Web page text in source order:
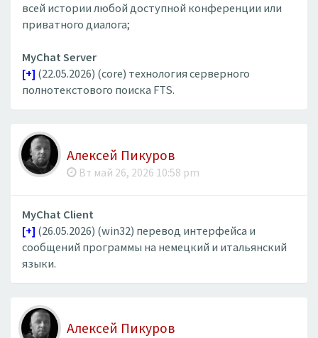
всей истории любой доступной конференции или
приватного диалога;
MyChat Server
[+] (22.05.2026) (core) технология серверного
полнотекстового поиска FTS.
Алексей Пикуров
Вт май 26, 2026 10:58 pm
MyChat Client
[+] (26.05.2026) (win32) перевод интерфейса и
сообщений программы на немецкий и итальянский
языки.
Алексей Пикуров